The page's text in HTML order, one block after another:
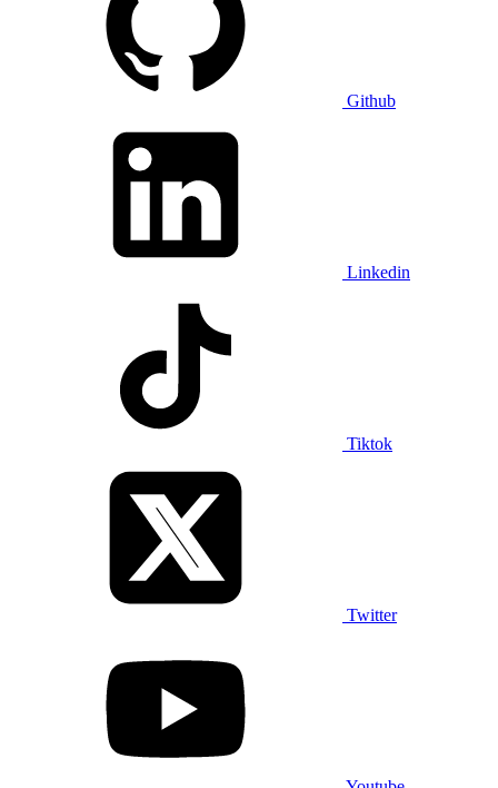
Github
Linkedin
Tiktok
Twitter